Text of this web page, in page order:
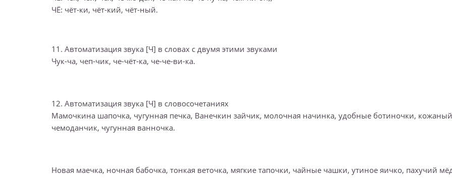
ЧЁ: чёт-ки, чёт-кий, чёт-ный.
11. Автоматизация звука [Ч] в словах с двумя этими звуками
Чук-ча, чеп-чик, че-чёт-ка, че-че-ви-ка.
12. Автоматизация звука [Ч] в словосочетаниях
Мамочкина шапочка, чугунная печка, Ванечкин зайчик, молочная начинка, удобные ботиночки, кожаный
чемоданчик, чугунная ванночка.
Новая маечка, ночная бабочка, тонкая веточка, мягкие тапочки, чайные чашки, утиное яичко, пахучий